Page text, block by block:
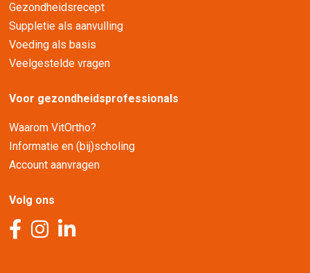
Gezondheidsrecept
Suppletie als aanvulling
Voeding als basis
Veelgestelde vragen
Voor gezondheidsprofessionals
Waarom VitOrtho?
Informatie en (bij)scholing
Account aanvragen
Volg ons